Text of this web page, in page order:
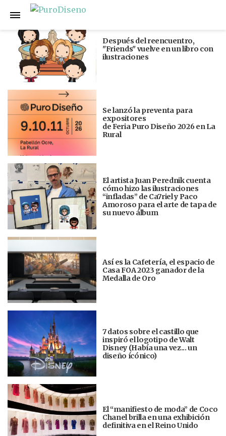
Anterior
Después del reencuentro,
"Friends" vuelve en un libro con
ilustraciones
Se lanzó la preventa para
expositores
de Feria Puro Diseño 2026 en La
Rural
El artista Juan Perednik cuenta
cómo hizo las ilustraciones
“infladas” de Ca7riel y Paco
Amoroso para el arte de tapa de
su nuevo álbum
Así es la Cafetería, el espacio de
Casa FOA 2023 ganador de la
Medalla de Oro
7 datos sobre el castillo que
inspiró el logotipo de Walt
Disney (Había una vez... un
diseño ícónico)
El “manifiesto de moda” de Coco
Chanel brilla en una exhibición
definitiva en el Reino Unido
Siguiente